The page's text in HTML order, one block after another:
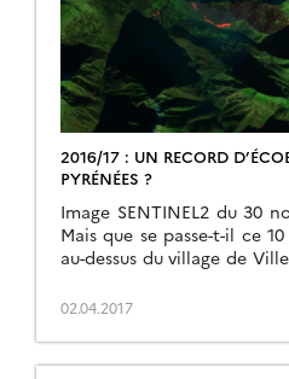
2016/17 : UN RECORD
PYRÉNÉES ?
Image SENTINEL2 du 30
Mais que se passe-t-il ce
au-dessus du village de
des Hautes-Pyrénées de cet
02.04.2017